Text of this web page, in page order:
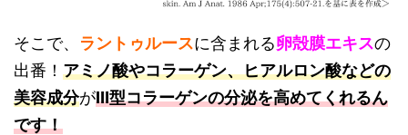
そこで、 ラントゥルースに含まれる卵殻膜エキスの
出番！ アミノ酸やコラーゲン、ヒアルロン酸などの
美容成分がⅢ型コラーゲンの分泌を高めてくれるん
です！